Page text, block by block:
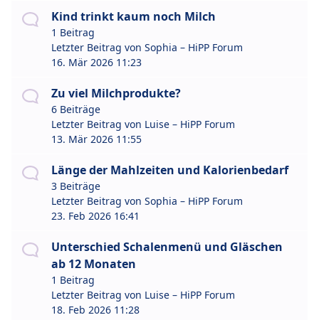
Kind trinkt kaum noch Milch
1 Beitrag
Letzter Beitrag von Sophia – HiPP Forum
16. Mär 2026 11:23
Zu viel Milchprodukte?
6 Beiträge
Letzter Beitrag von Luise – HiPP Forum
13. Mär 2026 11:55
Länge der Mahlzeiten und Kalorienbedarf
3 Beiträge
Letzter Beitrag von Sophia – HiPP Forum
23. Feb 2026 16:41
Unterschied Schalenmenü und Gläschen
ab 12 Monaten
1 Beitrag
Letzter Beitrag von Luise – HiPP Forum
18. Feb 2026 11:28